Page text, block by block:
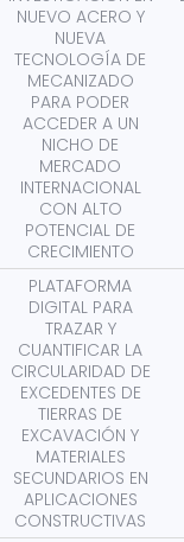
NUEVO ACERO Y
NUEVA
TECNOLOGÍA DE
MECANIZADO
PARA PODER
ACCEDER A UN
NICHO DE
MERCADO
INTERNACIONAL
CON ALTO
POTENCIAL DE
CRECIMIENTO
PLATAFORMA
DIGITAL PARA
TRAZAR Y
CUANTIFICAR LA
CIRCULARIDAD DE
EXCEDENTES DE
TIERRAS DE
EXCAVACIÓN Y
MATERIALES
SECUNDARIOS EN
APLICACIONES
CONSTRUCTIVAS